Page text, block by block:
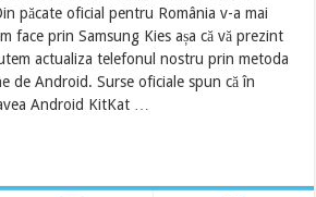
păcate oficial pentru România v-a mai
face prin Samsung Kies așa că vă prezint
actualiza telefonul nostru prin metoda
de Android. Surse oficiale spun că în
Android KitKat …